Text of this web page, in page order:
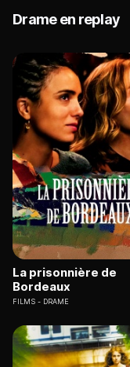
Drame en replay
La prisonnière de
Bordeaux
FILMS DRAME